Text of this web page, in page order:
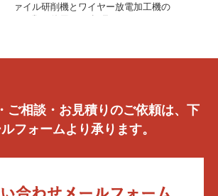
ァイル研削機とワイヤー放電加工機の
３種類を使用して 超硬パン...
ご相談・お見積りのご依頼は、下
フォームより承ります。